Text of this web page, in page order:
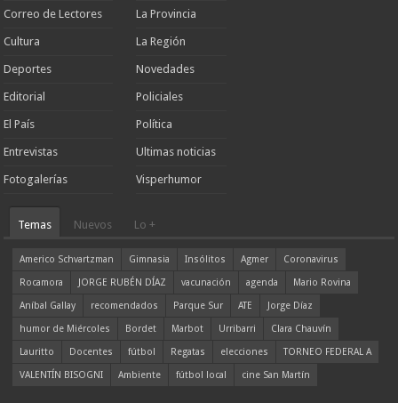
Correo de Lectores
Cultura
Deportes
Editorial
El País
Entrevistas
Fotogalerías
La Provincia
La Región
Novedades
Policiales
Política
Ultimas noticias
Visperhumor
Temas Nuevos Lo +
Americo Schvartzman Gimnasia Insólitos Agmer
Coronavirus
Rocamora
JORGE RUBÉN DÍAZ vacunación agenda
Mario Rovina
Aníbal Gallay
recomendados Parque Sur ATE
Jorge Díaz
humor de Miércoles
Bordet Marbot Urribarri
Clara Chauvín
Lauritto
Docentes fútbol Regatas elecciones
TORNEO FEDERAL A
VALENTÍN BISOGNI
Ambiente fútbol local cine San Martín